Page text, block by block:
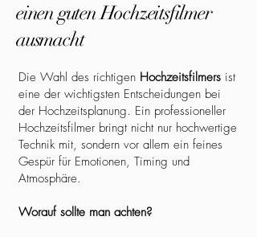
einen guten Hochzeitsfilmer
ausmacht
Die Wahl des richtigen Hochzeitsfilmers ist
eine der wichtigsten Entscheidungen bei
der Hochzeitsplanung. Ein professioneller
Hochzeitsfilmer bringt nicht nur hochwertige
Technik mit, sondern vor allem ein feines
Gespür für Emotionen, Timing und
Atmosphäre.
Worauf sollte man achten?